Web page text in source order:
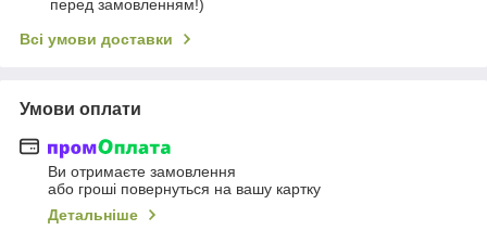
перед замовленням!)
Всі умови доставки
Умови оплати
Ви отримаєте замовлення
або гроші повернуться на вашу картку
Детальніше